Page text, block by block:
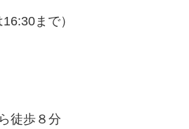
まで）
徒歩８分